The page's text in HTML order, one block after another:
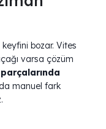
keyfini bozar. Vites
varsa çözüm
parçalarında
manuel fark